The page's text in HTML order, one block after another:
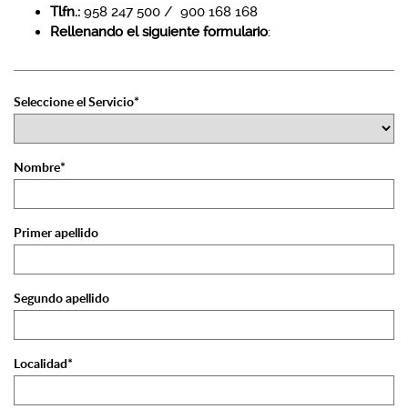
Tlfn.: 958 247 500 / 900 168 168
Rellenando el siguiente formulario:
Seleccione el Servicio*
Nombre*
Primer apellido
Segundo apellido
Localidad*